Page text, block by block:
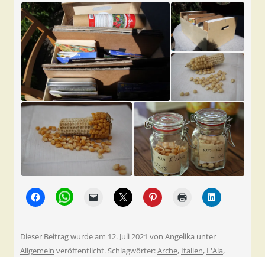
Dieser Beitrag wurde am 12. Juli 2021 von Angelika unter
Allgemein veröffentlicht. Schlagwörter:Arche, Italien, L'Aia,